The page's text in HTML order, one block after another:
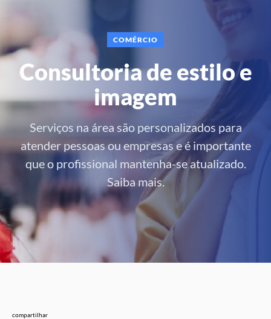
COMÉRCIO
Consultoria de estilo e
imagem
Serviços na área são personalizados para
atender pessoas ou empresas e é importante
que o profissional mantenha-se atualizado.
Saiba mais.
compartilhar